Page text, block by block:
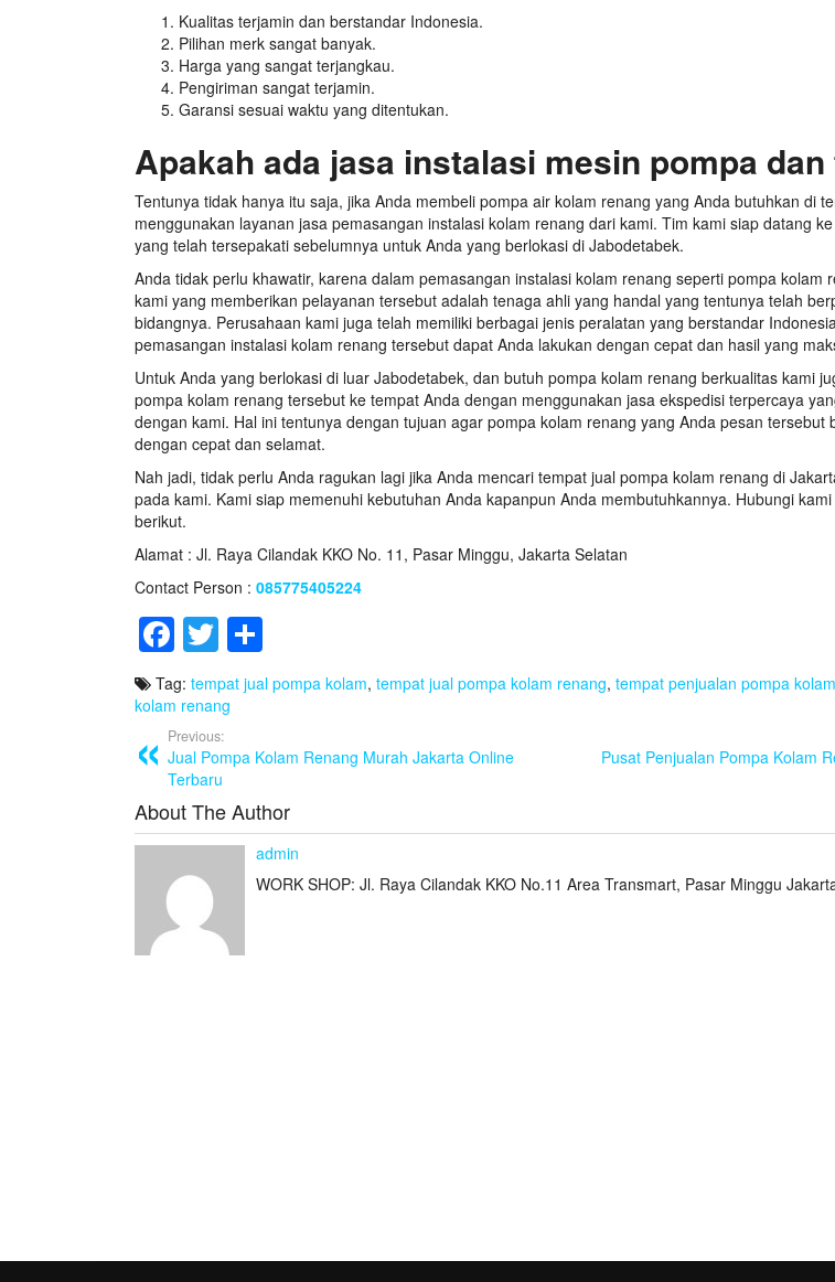
Kualitas terjamin dan berstandar Indonesia.
Pilihan merk sangat banyak.
Harga yang sangat terjangkau.
Pengiriman sangat terjamin.
Garansi sesuai waktu yang ditentukan.
Apakah ada jasa instalasi mesin pompa
Tentunya tidak hanya itu saja, jika Anda membeli pompa air kolam renang yang Anda butuhkan di
menggunakan layanan jasa pemasangan instalasi kolam renang dari kami. Tim kami siap datang
yang telah tersepakati sebelumnya untuk Anda yang berlokasi di Jabodetabek.
Anda tidak perlu khawatir, karena dalam pemasangan instalasi kolam renang seperti pompa kolam
kami yang memberikan pelayanan tersebut adalah tenaga ahli yang handal yang tentunya telah
bidangnya. Perusahaan kami juga telah memiliki berbagai jenis peralatan yang berstandar
pemasangan instalasi kolam renang tersebut dapat Anda lakukan dengan cepat dan hasil yang
Untuk Anda yang berlokasi di luar Jabodetabek, dan butuh pompa kolam renang berkualitas kami
pompa kolam renang tersebut ke tempat Anda dengan menggunakan jasa ekspedisi terpercaya
dengan kami. Hal ini tentunya dengan tujuan agar pompa kolam renang yang Anda pesan tersebut
dengan cepat dan selamat.
Nah jadi, tidak perlu Anda ragukan lagi jika Anda mencari tempat jual pompa kolam renang di
pada kami. Kami siap memenuhi kebutuhan Anda kapanpun Anda membutuhkannya. Hubungi
berikut.
Alamat : Jl. Raya Cilandak KKO No. 11, Pasar Minggu, Jakarta Selatan
Contact Person : 085775405224
F
a
c
e
b
o
o
k
T
wi
tt
er
h
ar
e
Tag: tempat jual pompa kolam, tempat jual pompa kolam renang, tempat penjualan pompa kolam
kolam renang
Previous:
Jual Pompa Kolam Renang Murah Jakarta Online
Terbaru
Pusat Penjualan Pompa Kolam
About The Author
admin
WORK SHOP: Jl. Raya Cilandak KKO No.11 Area Transmart, Pasar Minggu